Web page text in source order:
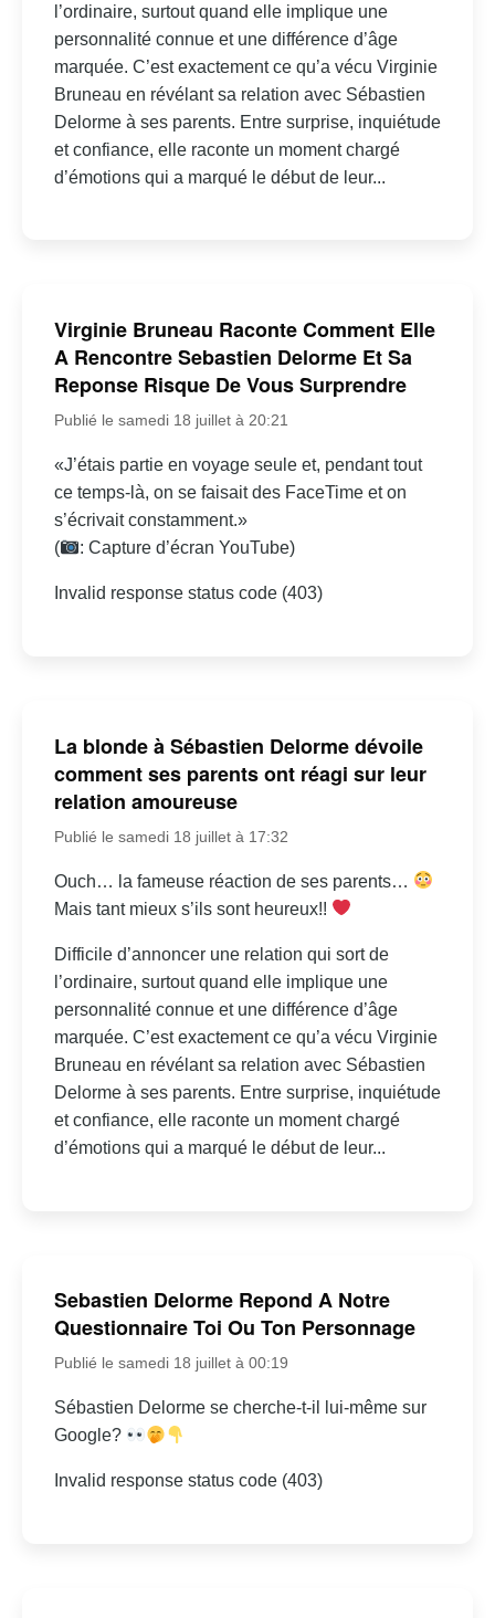
l’ordinaire, surtout quand elle implique une
personnalité connue et une différence d’âge
marquée. C’est exactement ce qu’a vécu Virginie
Bruneau en révélant sa relation avec Sébastien
Delorme à ses parents. Entre surprise, inquiétude
et confiance, elle raconte un moment chargé
d’émotions qui a marqué le début de leur...
Virginie Bruneau Raconte Comment Elle
A Rencontre Sebastien Delorme Et Sa
Reponse Risque De Vous Surprendre
Publié le samedi 18 juillet à 20:21
«J’étais partie en voyage seule et, pendant tout
ce temps-là, on se faisait des FaceTime et on
s’écrivait constamment.»
(
: Capture d’écran YouTube)
Invalid response status code (403)
La blonde à Sébastien Delorme dévoile
comment ses parents ont réagi sur leur
relation amoureuse
Publié le samedi 18 juillet à 17:32
Ouch… la fameuse réaction de ses parents…
Mais tant mieux s’ils sont heureux!!
Difficile d’annoncer une relation qui sort de
l’ordinaire, surtout quand elle implique une
personnalité connue et une différence d’âge
marquée. C’est exactement ce qu’a vécu Virginie
Bruneau en révélant sa relation avec Sébastien
Delorme à ses parents. Entre surprise, inquiétude
et confiance, elle raconte un moment chargé
d’émotions qui a marqué le début de leur...
Sebastien Delorme Repond A Notre
Questionnaire Toi Ou Ton Personnage
Publié le samedi 18 juillet à 00:19
Sébastien Delorme se cherche-t-il lui-même sur
Google?
Invalid response status code (403)